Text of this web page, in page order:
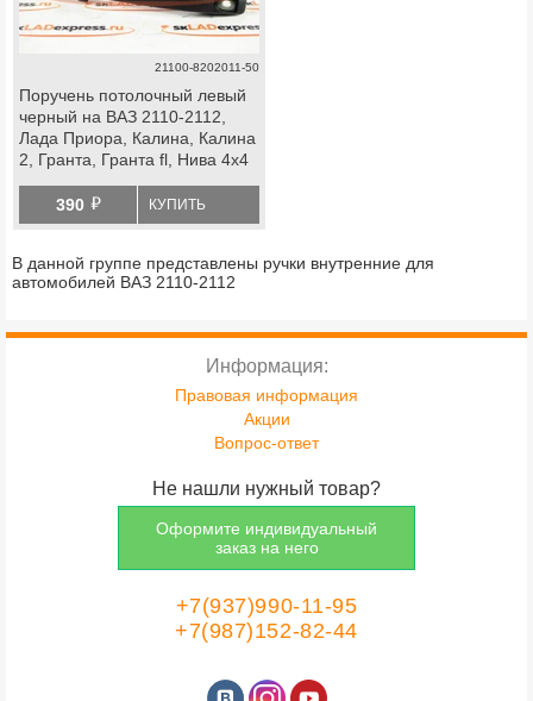
21100-8202011-50
Поручень потолочный левый
черный на ВАЗ 2110-2112,
Лада Приора, Калина, Калина
2, Гранта, Гранта fl, Нива 4х4
Тревел, Шевроле Нива,
datsun
390 й КУПИТЬ
В данной группе представлены ручки внутренние для
автомобилей ВАЗ 2110-2112
+7(937)990-11-95
+7(987)152-82-44
Информация:
Правовая информация
Акции
Вопрос-ответ
Не нашли нужный товар?
Оформите индивидуальный
заказ на него